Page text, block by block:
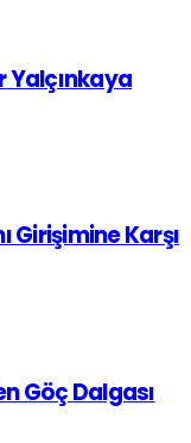
Yalçınkaya
Girişimine Karşı
Göç Dalgası